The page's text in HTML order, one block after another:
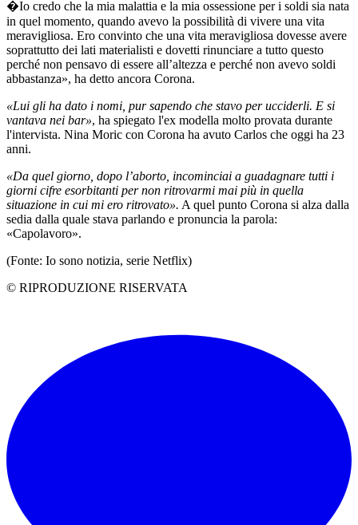
�Io credo che la mia malattia e la mia ossessione per i soldi sia nata
in quel momento, quando avevo la possibilità di vivere una vita
meravigliosa. Ero convinto che una vita meravigliosa dovesse avere
soprattutto dei lati materialisti e dovetti rinunciare a tutto questo
perché non pensavo di essere all’altezza e perché non avevo soldi
abbastanza», ha detto ancora Corona.
«Lui gli ha dato i nomi, pur sapendo che stavo per ucciderli. E si
vantava nei bar», ha spiegato l'ex modella molto provata durante
l'intervista. Nina Moric con Corona ha avuto Carlos che oggi ha 23
anni.
«Da quel giorno, dopo l’aborto, incominciai a guadagnare tutti i
giorni cifre esorbitanti per non ritrovarmi mai più in quella
situazione in cui mi ero ritrovato». A quel punto Corona si alza dalla
sedia dalla quale stava parlando e pronuncia la parola:
«Capolavoro».
(Fonte: Io sono notizia, serie Netflix)
© RIPRODUZIONE RISERVATA